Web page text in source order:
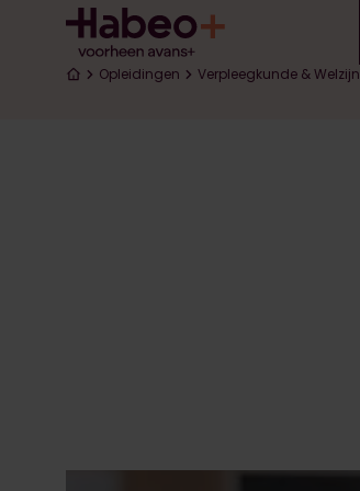
Overslaan en naar de inhoud gaan
Kruimelpad
Opleidingen Verpleegkunde & Welzijn